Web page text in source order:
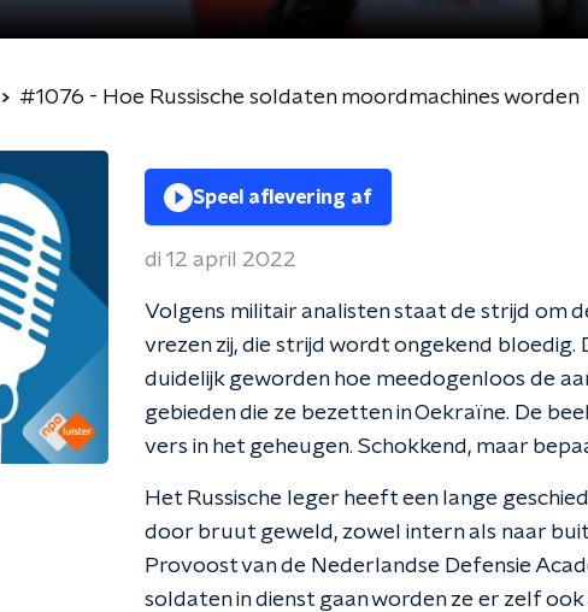
#1076 - Hoe Russische soldaten moordmachines worden
Speel aflevering af
di 12 april 2022
Volgens militair analisten staat de strijd om
vrezen zij, die strijd wordt ongekend bloedig.
duidelijk geworden hoe meedogenloos de
gebieden die ze bezetten in Oekraïne. De
vers in het geheugen. Schokkend, maar
Het Russische leger heeft een lange
door bruut geweld, zowel intern als naar
Provoost van de Nederlandse Defensie
soldaten in dienst gaan worden ze er zelf